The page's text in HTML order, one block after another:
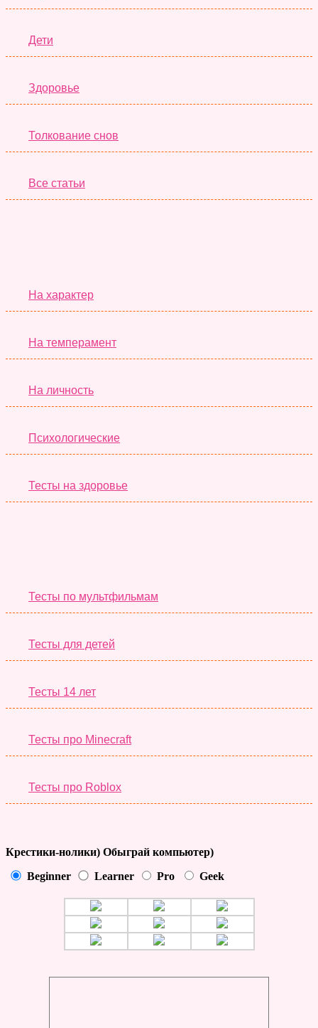
Дети
Здоровье
Толкование снов
Все статьи
На характер
На темперамент
На личность
Психологические
Тесты на здоровье
Тесты по мультфильмам
Тесты для детей
Тесты 14 лет
Тесты про Minecraft
Тесты про Roblox
Крестики-нолики) Обыграй компьютер)
Beginner Learner Pro Geek